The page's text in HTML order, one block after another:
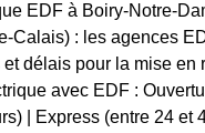
EDF à Boiry-Notre-
Calais) : les agences
délais pour la mise en
avec EDF :
| Express (entre 24 et